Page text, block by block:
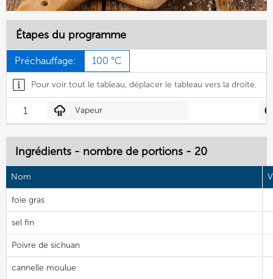
Étapes du programme
Préchauffage: 100 °C
Pour voir tout le tableau, déplacer le tableau vers la droite.
1 Vapeur
Ingrédients - nombre de portions - 20
Nom
foie gras
sel fin
Poivre de sichuan
cannelle moulue